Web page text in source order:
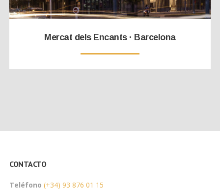
Mercat dels Encants · Barcelona
CONTACTO
Teléfono (+34) 93 876 01 15